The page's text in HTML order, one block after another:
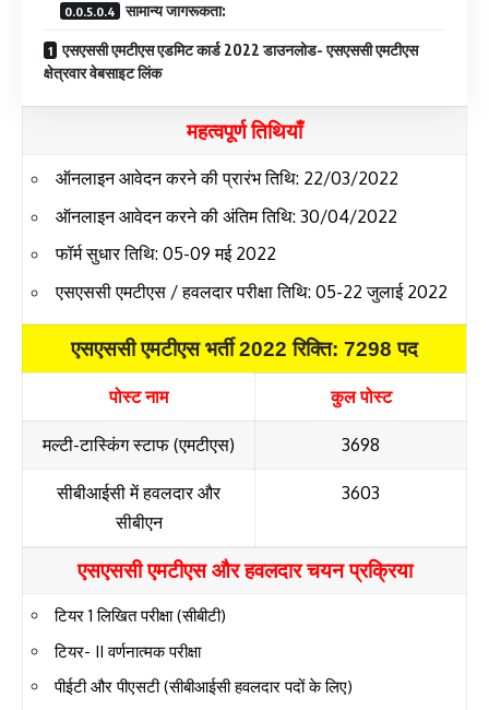
सामान्य जागरूकता:
एसएससी एमटीएस एडमिट कार्ड 2022 डाउनलोड- एसएससी एमटीएस
क्षेत्रवार वेबसाइट लिंक
महत्वपूर्ण तिथियाँ
ऑनलाइन आवेदन करने की प्रारंभ तिथि: 22/03/2022
ऑनलाइन आवेदन करने की अंतिम तिथि: 30/04/2022
फॉर्म सुधार तिथि: 05-09 मई 2022
एसएससी एमटीएस / हवलदार परीक्षा तिथि: 05-22 जुलाई 2022
एसएससी एमटीएस भर्ती 2022 रिक्ति: 7298 पद
पोस्ट नाम कुल पोस्ट
मल्टी-टास्किंग स्टाफ (एमटीएस) 3698
सीबीआईसी में हवलदार और
सीबीएन
3603
एसएससी एमटीएस और हवलदार चयन प्रक्रिया
टियर 1 लिखित परीक्षा (सीबीटी)
टियर- II वर्णनात्मक परीक्षा
पीईटी और पीएसटी (सीबीआईसी हवलदार पदों के लिए)